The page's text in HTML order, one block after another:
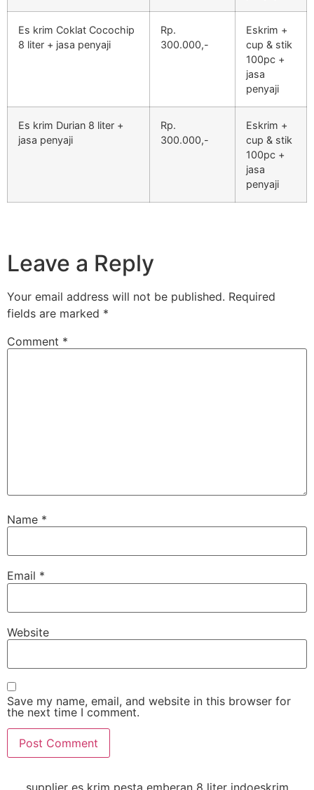
Es krim Coklat Cocochip
8 liter + jasa penyaji
Rp.
300.000,-
Eskrim +
cup & stik
100pc +
jasa
penyaji
Es krim Durian 8 liter +
jasa penyaji
Rp.
300.000,-
Eskrim +
cup & stik
100pc +
jasa
penyaji
Leave a Reply
Your email address will not be published. Required
fields are marked *
Comment *
Name *
Email *
Website
Save my name, email, and website in this browser for
the next time I comment.